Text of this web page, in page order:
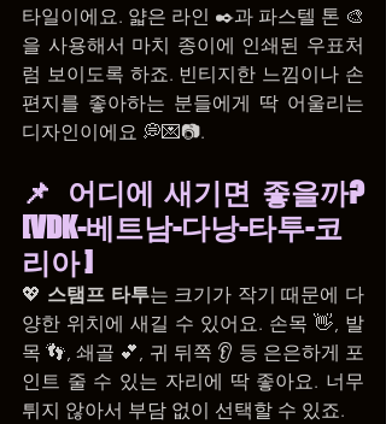
타일이에요. 얇은 라인 ✒️과 파스텔 톤 🎨
을 사용해서 마치 종이에 인쇄된 우표처
럼 보이도록 하죠. 빈티지한 느낌이나 손
편지를 좋아하는 분들에게 딱 어울리는
디자인이에요 💭💌📷.
📌 어디에 새기면 좋을까?
[VDK-베트남-다낭-타투-코
리아 ]
💖 스탬프 타투는 크기가 작기 때문에 다
양한 위치에 새길 수 있어요. 손목 👋, 발
목 👣, 쇄골 💕, 귀 뒤쪽 👂 등 은은하게 포
인트 줄 수 있는 자리에 딱 좋아요. 너무
튀지 않아서 부담 없이 선택할 수 있죠.